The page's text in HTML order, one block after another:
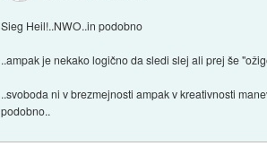
Sieg Heil!..NWO..in podobno
..ampak je nekako logično da sledi slej ali prej še
..svoboda ni v brezmejnosti ampak v kreativnosti
podobno..